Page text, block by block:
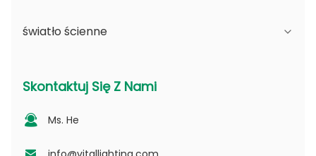
Seria DSDL
Seria MDL
Seria NSDL
Seria JCL
Seria PV
Seria PD
światło ścienne
zmieniająca się otwór
Seria D - Płytka wskazująca światło kropkowe
Skontaktuj Się Z Nami
Ms. He